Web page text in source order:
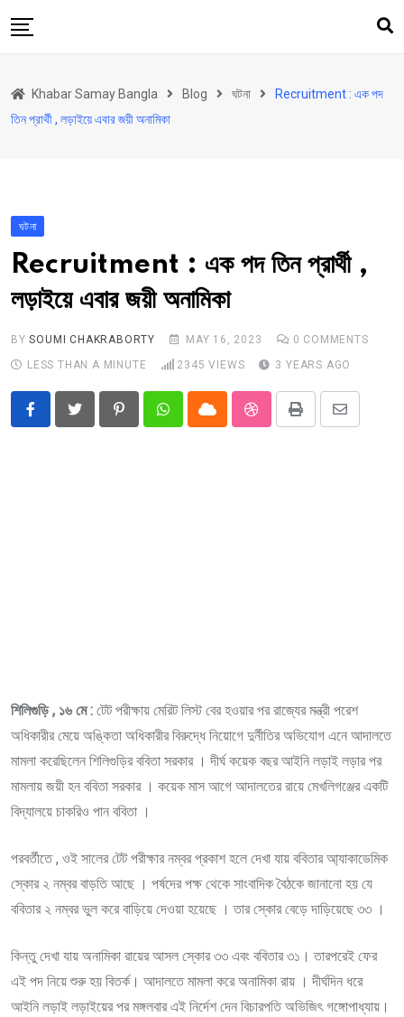
to
উত্তরবঙ্গ
আরও কিছু
Contact
Khabar Samay Hindi
Khabar Samay Bangla Blog ঘটনা
Recruitment : এক পদ
তিন প্রার্থী , লড়াইয়ে এবার জয়ী অনামিকা
ঘটনা
Recruitment : এক পদ তিন প্রার্থী ,
লড়াইয়ে এবার জয়ী অনামিকা
BYSOUMI CHAKRABORTY MAY 16, 2023 0 COMMENTS
LESS THAN A MINUTE
2345 VIEWS 3 YEARS AGO
PinterestWhatsappCloud StumbleUpon
Print
Share
শিলিগুড়ি , ১৬ মে : টেট পরীক্ষায় মেরিট লিস্ট বের হওয়ার পর রাজ্যের মন্ত্রী পরেশ
অধিকারীর মেয়ে অঙ্কিতা অধিকারীর বিরুদ্ধে নিয়োগে দুর্নীতির অভিযোগ এনে আদালতে
মামলা করেছিলেন শিলিগুড়ির ববিতা সরকার । দীর্ঘ কয়েক বছর আইনি লড়াই লড়ার পর
মামলায় জয়ী হন ববিতা সরকার । কয়েক মাস আগে আদালতের রায়ে মেখলিগঞ্জের একটি
বিদ্যালয়ে চাকরিও পান ববিতা ।
পরবর্তীতে , ওই সালের টেট পরীক্ষার নম্বর প্রকাশ হলে দেখা যায় ববিতার আ্যাকাডেমিক
স্কোর ২ নম্বর বাড়তি আছে । পর্ষদের পক্ষ থেকে সাংবাদিক বৈঠকে জানানো হয় যে
ববিতার ২ নম্বর ভুল করে বাড়িয়ে দেওয়া হয়েছে । তার স্কোর বেড়ে দাড়িয়েছে ৩৩ ।
কিন্তু দেখা যায় অনামিকা রায়ের আসল স্কোর ৩৩ এবং ববিতার ৩১। তারপরেই ফের
এই পদ নিয়ে শুরু হয় বিতর্ক। আদালতে মামলা করে অনামিকা রায় । দীর্ঘদিন ধরে
আইনি লড়াই লড়াইয়ের পর মঙ্গলবার এই নির্দেশ দেন বিচারপতি অভিজিৎ গঙ্গোপাধ্যায়।